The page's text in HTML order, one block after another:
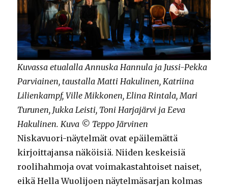
Kuvassa etualalla Annuska Hannula ja Jussi-Pekka
Parviainen, taustalla Matti Hakulinen, Katriina
Lilienkampf, Ville Mikkonen, Elina Rintala, Mari
Turunen, Jukka Leisti, Toni Harjajärvi ja Eeva
Hakulinen. Kuva © Teppo Järvinen
Niskavuori-näytelmät ovat epäilemättä
kirjoittajansa näköisiä. Niiden keskeisiä
roolihahmoja ovat voimakastahtoiset naiset,
eikä Hella Wuolijoen näytelmäsarjan kolmas